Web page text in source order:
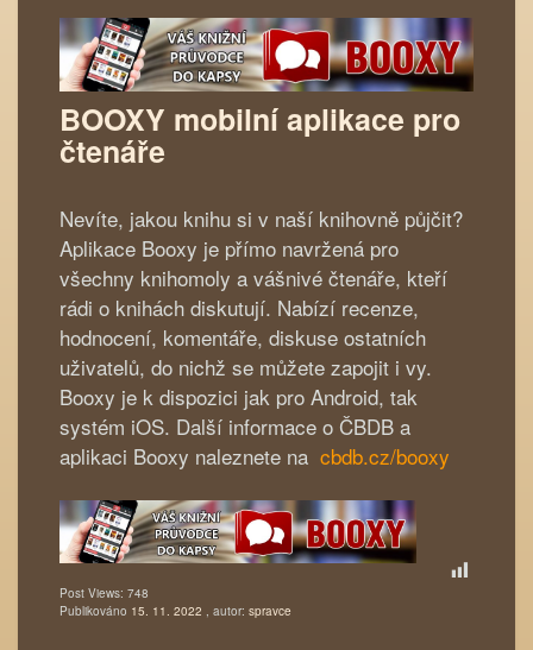
BOOXY mobilní aplikace pro
čtenáře
Nevíte, jakou knihu si v naší knihovně půjčit?
Aplikace Booxy je přímo navržená pro
všechny knihomoly a vášnivé čtenáře, kteří
rádi o knihách diskutují. Nabízí recenze,
hodnocení, komentáře, diskuse ostatních
uživatelů, do nichž se můžete zapojit i vy.
Booxy je k dispozici jak pro Android, tak
systém iOS. Další informace o ČBDB a
aplikaci Booxy naleznete na cbdb.cz/booxy
Post Views: 748
Publikováno 15. 11. 2022 , autor: spravce